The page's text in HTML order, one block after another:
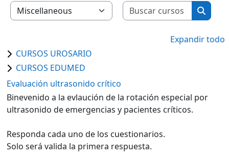
Categorías
Buscar
Expandir todo
CURSOS UROSARIO
CURSOS EDUMED
Evaluación ultrasonido crítico
Binevenido a la evlaución de la rotación especial por
ultrasonido de emergencias y pacientes críticos.
Responda cada uno de los cuestionarios.
Solo será valida la primera respuesta.